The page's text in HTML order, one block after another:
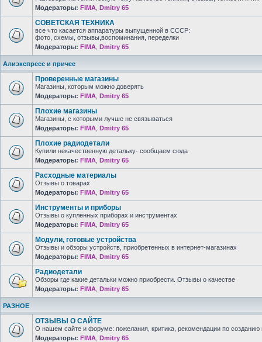
Модераторы: FIMA Dmitry 65
СОВЕТСКАЯ ТЕХНИКА
все что касается аппаратуры выпущенной в СССР:
фото, схемы, отзывы,воспоминания, переделки
Модераторы: FIMA Dmitry 65
Алиэкспресс и причее
Проверенные магазины
Магазины, которым можно доверять
Модераторы: FIMA Dmitry 65
Плохие магазины
Магазины, с которыми лучше не связываться
Модераторы: FIMA Dmitry 65
Плохие радиодетали
Купили некачественную детальку- сообщаем сюда
Модераторы: FIMA Dmitry 65
Расходные материалы
Отзывы о товарах
Модераторы: FIMA Dmitry 65
Инструменты и приборы
Отзывы о купленных приборах и инструментах
Модераторы: FIMA Dmitry 65
Модули, готовые устройства
Отзывы и обзоры устройств, приобретенных в интернет-магазинах
Модераторы: FIMA Dmitry 65
Радиодетали
Обзоры где какие детальки можно приобрести. Отзывы о качестве
Модераторы: FIMA Dmitry 65
РАЗНОЕ
ОТЗЫВЫ О САЙТЕ
О нашем сайте и форуме: пожелания, критика, рекомендации по созданию
Модераторы: FIMA Dmitry 65